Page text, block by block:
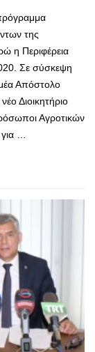
της
η Περιφέρεια
Σε σύσκεψη
Απόστολο
Διοικητήριο
Αγροτικών
…